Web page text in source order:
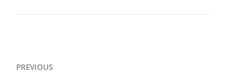
投
PREVIOUS